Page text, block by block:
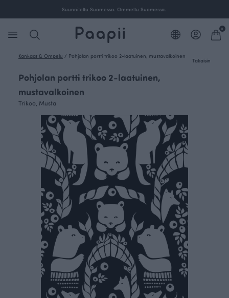
Suunniteltu Suomessa. Ommeltu Suomessa.
0
Kankaat & Ompelu / Pohjolan portti trikoo 2-laatuinen, mustavalkoinen
Takaisin
Pohjolan portti trikoo 2-laatuinen,
mustavalkoinen
Trikoo, Musta